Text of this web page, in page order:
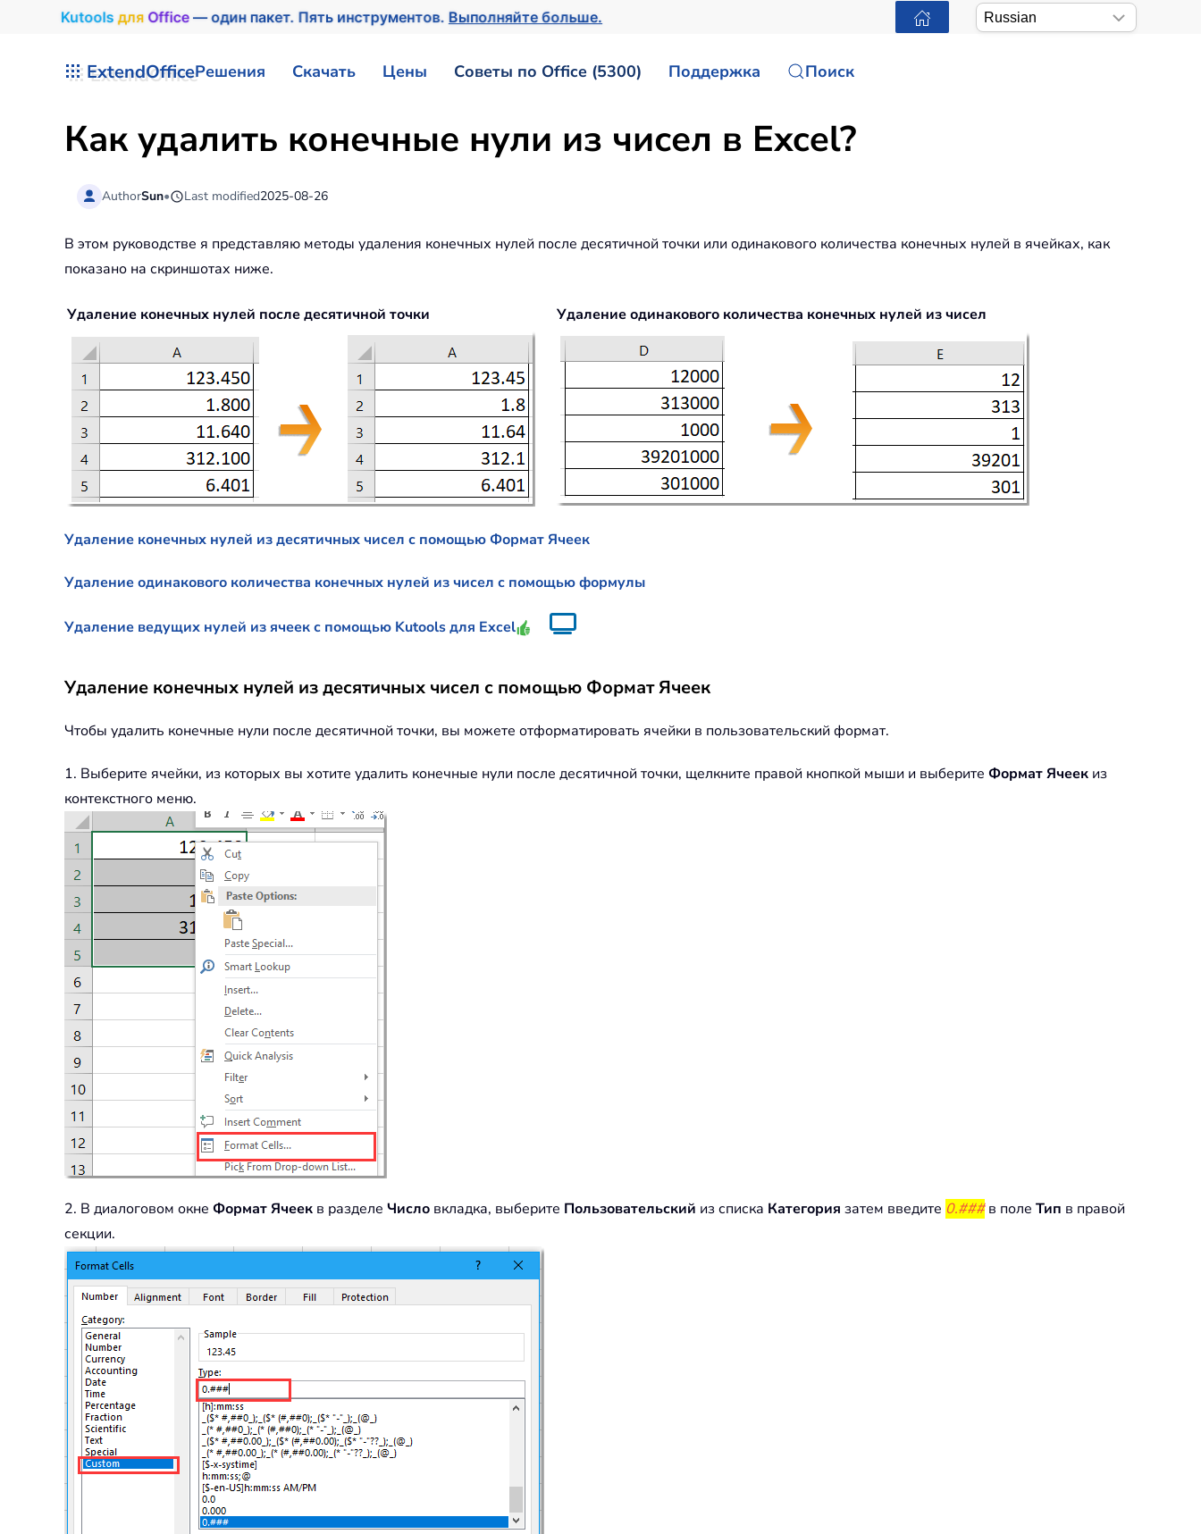
Kutools для Office— один пакет. Пять инструментов.Выполняйте больше.
ExtendOfficeРешения Скачать Цены Советы по Office (5300) Поддержка Поиск
Как удалить конечные нули из чисел в Excel?
AuthorSun• Last modified2025-08-26
В этом руководстве я представляю методы удаления конечных нулей после десятичной точки или одинакового количества конечных нулей в ячейках, как
показано на скриншотах ниже.
Удаление конечных нулей после десятичной точки Удаление одинакового количества конечных нулей из чисел
Удаление конечных нулей из десятичных чисел с помощью Формат Ячеек
Удаление одинакового количества конечных нулей из чисел с помощью формулы
Удаление ведущих нулей из ячеек с помощью Kutools для Excel
Удаление конечных нулей из десятичных чисел с помощью Формат Ячеек
Чтобы удалить конечные нули после десятичной точки, вы можете отформатировать ячейки в пользовательский формат.
1. Выберите ячейки, из которых вы хотите удалить конечные нули после десятичной точки, щелкните правой кнопкой мыши и выберите Формат Ячеек из
контекстного меню.
2. В диалоговом окне Формат Ячеек в разделе Число вкладка, выберите Пользовательский из списка Категория затем введите 0.###в поле Тип в правой
секции.